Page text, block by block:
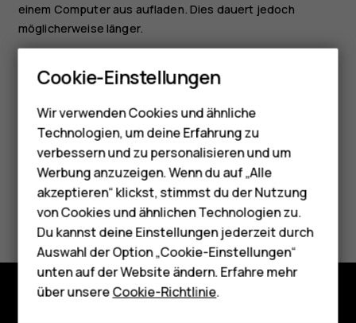
Smartphones
Feature Phones
Telefone für Senioren
Zubehör
HMD Terra M
Für Unternehmen
Tablets
Shop
einem Computer aus aufladen. Dies dauert jedoch
möglicherweise länger.
möglicherweise einige Minuten, bis die Ladeanzeige im
Did you find this helpful?
Ja Nein
Cookie-Einstellungen
Wir verwenden Cookies und ähnliche
Technologien, um deine Erfahrung zu
verbessern und zu personalisieren und um
Werbung anzuzeigen. Wenn du auf „Alle
akzeptieren“ klickst, stimmst du der Nutzung
von Cookies und ähnlichen Technologien zu.
Du kannst deine Einstellungen jederzeit durch
Auswahl der Option „Cookie-Einstellungen“
unten auf der Website ändern. Erfahre mehr
über unsereCookie-Richtlinie.